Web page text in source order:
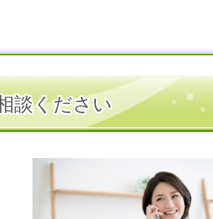
談ください